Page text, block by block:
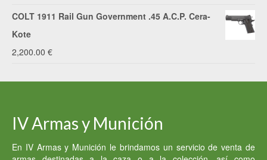
COLT 1911 Rail Gun Government .45 A.C.P. Cera-
Kote
2,200.00 €
IV Armas y Munición
En IV Armas y Munición le brindamos un servicio de venta de